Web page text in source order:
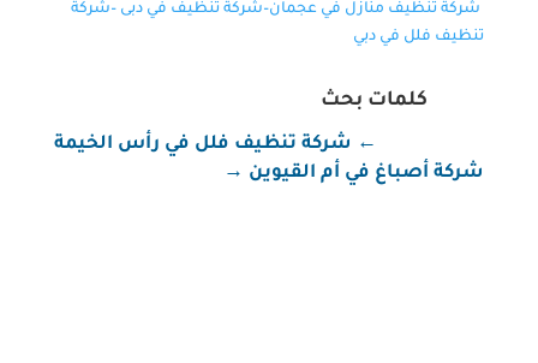
شركة تنظيف منازل في عجمان–شركة تنظيف في دبى –شركة
تنظيف فلل في دبي
كلمات بحث
← شركة تنظيف فلل في رأس الخيمة
شركة أصباغ في أم القيوين →